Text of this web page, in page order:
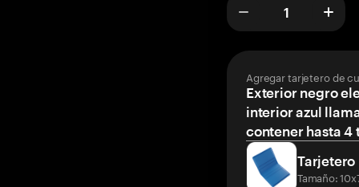
Agregar tarjetero de
Exterior negro
interior azul
contener hasta 4
Tarjetero
Tamaño: